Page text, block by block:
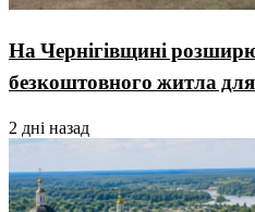
На Чернігівщині
безкоштовного житла для
2 дні назад